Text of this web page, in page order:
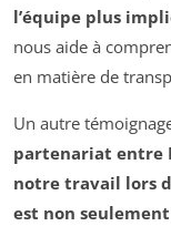
l’équipe plus
nous aide à
en matière de
Un autre
partenariat entre
notre travail lors
est non